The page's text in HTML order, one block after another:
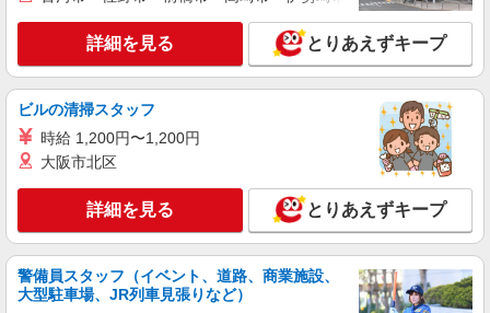
詳細を見る とりあえずキープ
ビルの清掃スタッフ
時給 1,200円〜1,200円
大阪市北区
詳細を見る とりあえずキープ
警備員スタッフ（イベント、道路、商業施設、
大型駐車場、JR列車見張りなど）